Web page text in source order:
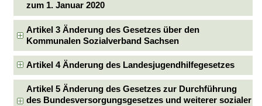
zum 1. Januar 2020
Artikel 3 Änderung des Gesetzes über den
Kommunalen Sozialverband Sachsen
Artikel 4 Änderung des Landesjugendhilfegesetzes
Artikel 5 Änderung des Gesetzes zur Durchführung
des Bundesversorgungsgesetzes und weiterer sozialer